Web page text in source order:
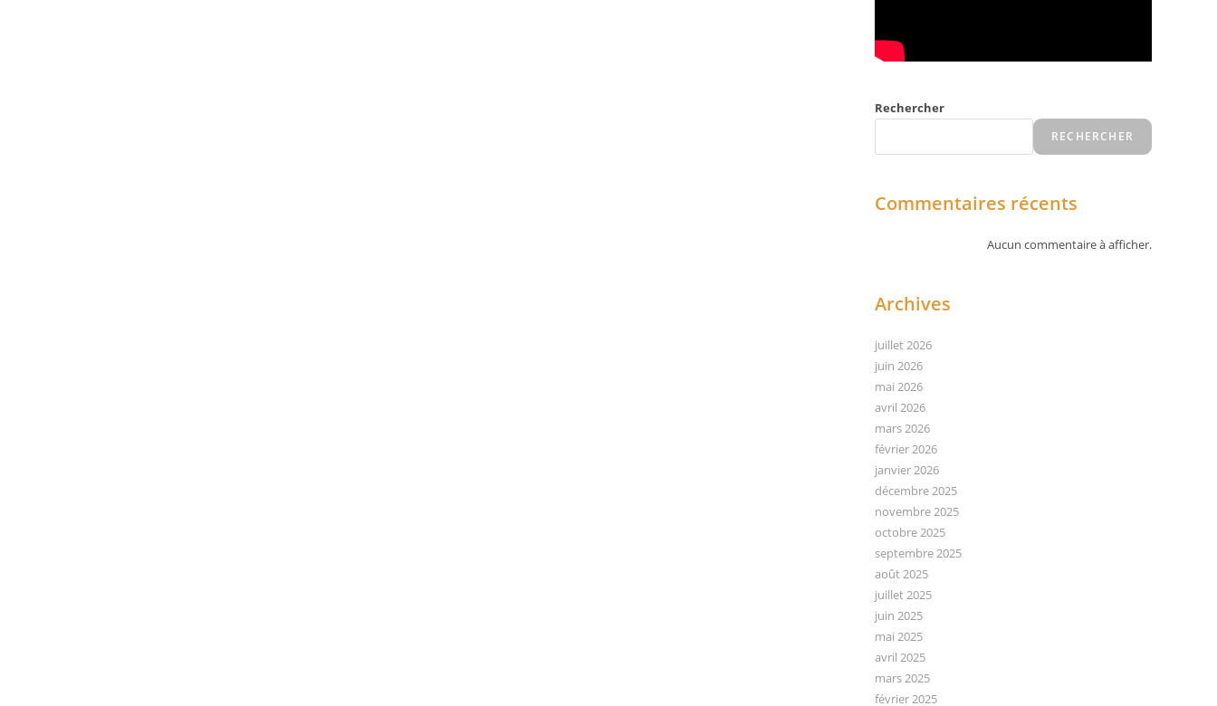
Rechercher
RECHERCHER
Commentaires récents
Aucun commentaire à afficher.
Archives
juillet 2026
juin 2026
mai 2026
avril 2026
mars 2026
février 2026
janvier 2026
décembre 2025
novembre 2025
octobre 2025
septembre 2025
août 2025
juillet 2025
juin 2025
mai 2025
avril 2025
mars 2025
février 2025